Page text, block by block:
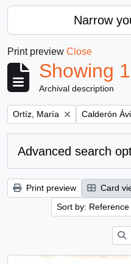
Narrow
Print preview Close
Showing
Archival description
Remove filter:
Ortíz, María Remove
Calderón
Advanced search
Print preview Card
Sort by: